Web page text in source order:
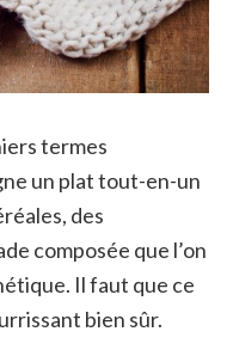
termes
un plat tout-en-un
des
composée que l’on
Il faut que ce
bien sûr.